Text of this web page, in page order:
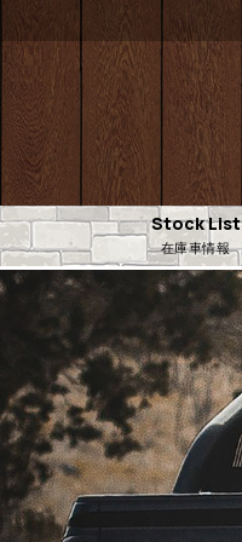
Stock List
在庫車情報